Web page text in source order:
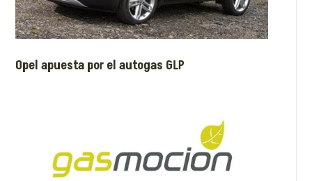
Opel apuesta por el autogas GLP